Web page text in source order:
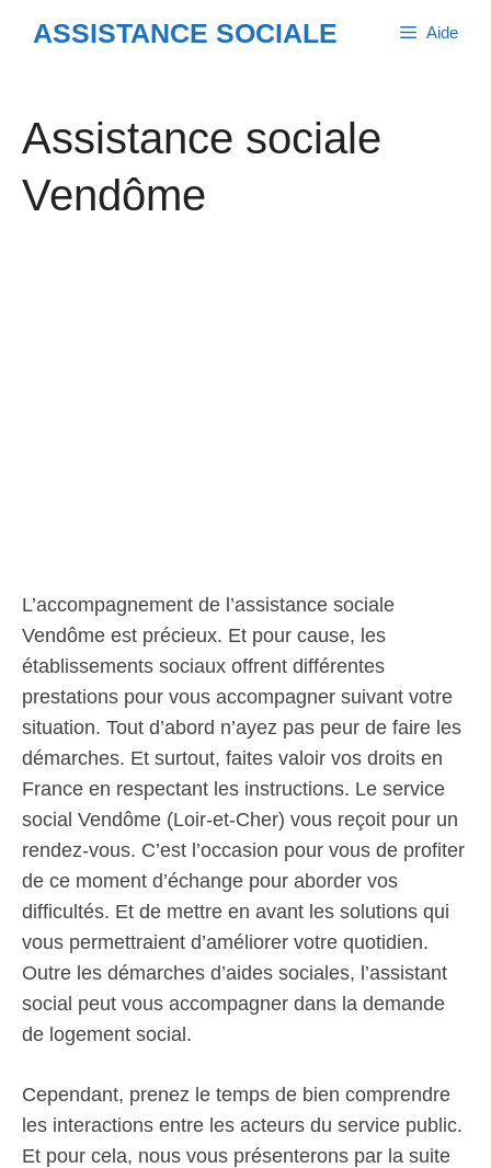
ASSISTANCE SOCIALE Aide
Assistance sociale
Vendôme
L’accompagnement de l’assistance sociale
Vendôme est précieux. Et pour cause, les
établissements sociaux offrent différentes
prestations pour vous accompagner suivant votre
situation. Tout d’abord n’ayez pas peur de faire les
démarches. Et surtout, faites valoir vos droits en
France en respectant les instructions. Le service
social Vendôme (Loir-et-Cher) vous reçoit pour un
rendez-vous. C’est l’occasion pour vous de profiter
de ce moment d’échange pour aborder vos
difficultés. Et de mettre en avant les solutions qui
vous permettraient d’améliorer votre quotidien.
Outre les démarches d’aides sociales, l’assistant
social peut vous accompagner dans la demande
de logement social.
Cependant, prenez le temps de bien comprendre
les interactions entre les acteurs du service public.
Et pour cela, nous vous présenterons par la suite